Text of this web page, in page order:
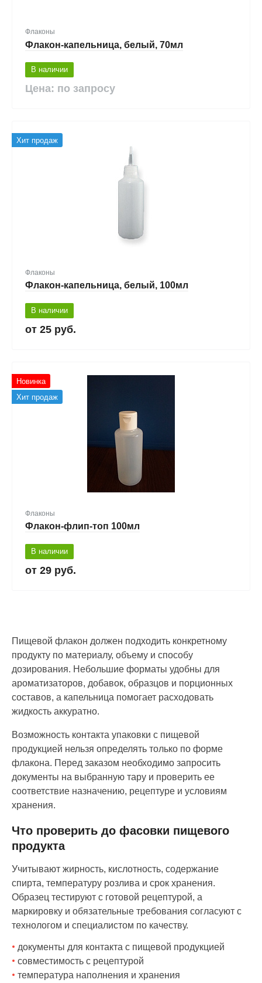
Флаконы
Флакон-капельница, белый, 70мл
В наличии
Цена: по запросу
Хит продаж
Флаконы
Флакон-капельница, белый, 100мл
В наличии
25 руб.
Новинка
Хит продаж
Флаконы
Флакон-флип-топ 100мл
В наличии
29 руб.
Пищевой флакон должен подходить конкретному
продукту по материалу, объему и способу
дозирования. Небольшие форматы удобны для
ароматизаторов, добавок, образцов и порционных
составов, а капельница помогает расходовать
жидкость аккуратно.
Возможность контакта упаковки с пищевой
продукцией нельзя определять только по форме
флакона. Перед заказом необходимо запросить
документы на выбранную тару и проверить ее
соответствие назначению, рецептуре и условиям
хранения.
Что проверить до фасовки пищевого
продукта
Учитывают жирность, кислотность, содержание
спирта, температуру розлива и срок хранения.
Образец тестируют с готовой рецептурой, а
маркировку и обязательные требования согласуют с
технологом и специалистом по качеству.
документы для контакта с пищевой продукцией
совместимость с рецептурой
температура наполнения и хранения